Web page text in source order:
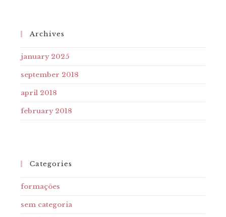
Archives
january 2025
september 2018
april 2018
february 2018
Categories
formações
sem categoria